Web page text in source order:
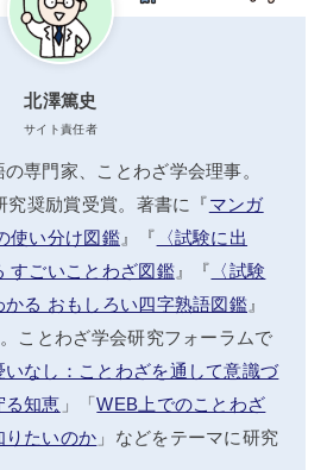
北澤篤史
サイト責任者
専門家、ことわざ学会理事。
究奨励賞受賞。著書に『マンガ
使い分け図鑑』『 〈試験に出
すごいことわざ図鑑』『 〈試験
る おもしろい四字熟語図鑑 』
ことわざ学会研究フォーラムで
いなし：ことわざを通して意識づ
る知恵 」「WEB上でのことわざ
りたいのか 」などをテーマに研究